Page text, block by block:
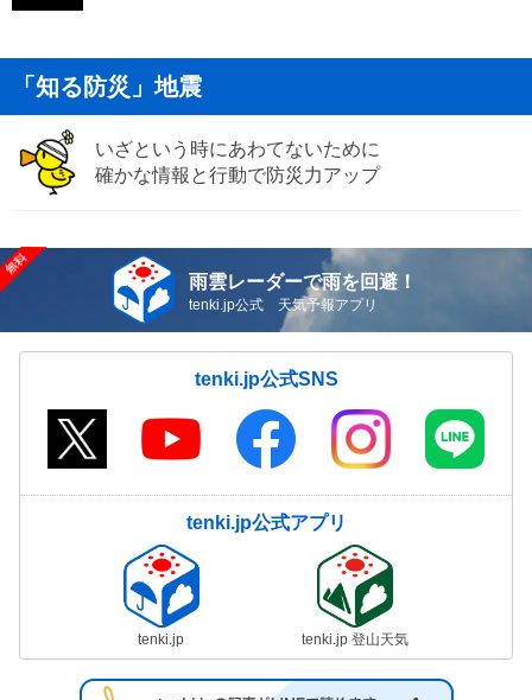
「知る防災」地震
いざという時にあわてないために
確かな情報と行動で防災力アップ
雨雲レーダーで雨を回避！
tenki.jp公式 天気予報アプリ
tenki.jp公式SNS
tenki.jp公式アプリ
tenki.jp tenki.jp 登山天気